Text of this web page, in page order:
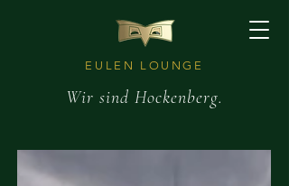
EULEN LOUNGE
Wir sind Hockenberg.